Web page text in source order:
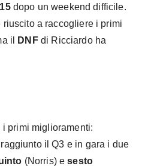
dopo un weekend difficile.
riuscito a raccogliere i primi
il DNFdi Ricciardo ha
i primi miglioramenti:
il Q3 e in gara i due
(Norris) esesto